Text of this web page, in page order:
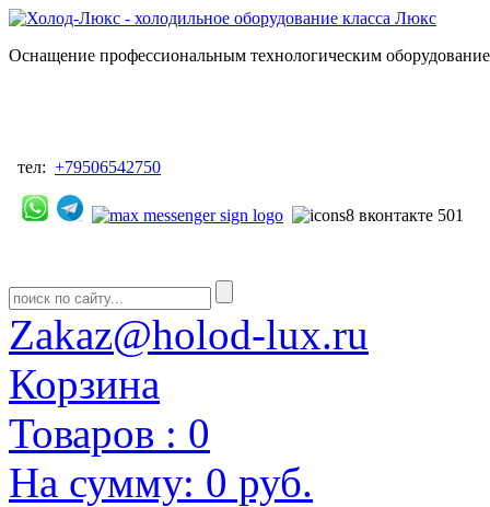
Оснащение профессиональным технологическим
тел: +79506542750
Zakaz@holod-lux.ru
Корзина
Товаров : 0
На сумму: 0 руб.